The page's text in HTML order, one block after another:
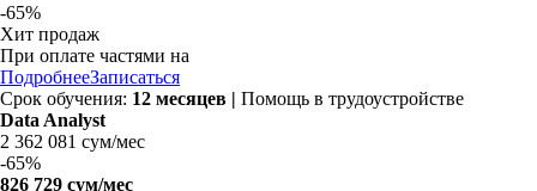
-65%
Хит продаж
При оплате частями на
ПодробнееЗаписаться
Срок обучения: 12 месяцев | Помощь в трудоустройстве
Data Analyst
2 362 081 сум/мес
-65%
826 729 сум/мес